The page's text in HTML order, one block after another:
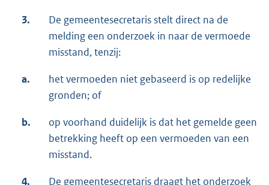
3.
De gemeentesecretaris stelt direct na de
melding een onderzoek in naar de vermoede
misstand, tenzij:
a.
het vermoeden niet gebaseerd is op redelijke
gronden; of
b.
op voorhand duidelijk is dat het gemelde geen
betrekking heeft op een vermoeden van een
misstand.
4.
De gemeentesecretaris draagt het onderzoek